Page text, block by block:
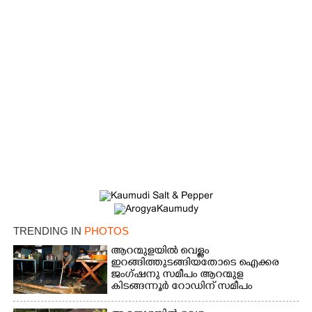
TRENDING IN PHOTOS
ആറന്മുളയിൽ വെള്ളം
ഇറങ്ങിത്തുടങ്ങിയതോടെ ഐക്കര
ജംഗ്ഷനു സമീപം ആറന്മുള
കിടങ്ങന്നൂർ റോഡിന് സമീപം
പ്രവർത്തിക്കു ആറന്മുള തട്ടുകട